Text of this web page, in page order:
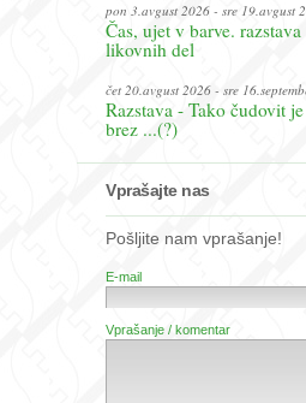
pon 3.avgust 2026 - sre 19.avgust
Čas, ujet v barve. razstava
likovnih del
čet 20.avgust 2026 - sre
Razstava - Tako čudovit
brez ...(?)
Vprašajte nas
Pošljite nam vprašanje!
E-mail
Vprašanje / komentar